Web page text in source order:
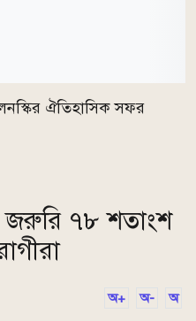
ঐতিহাসিক সফর
জরুরি ৭৮ শতাংশ
অ+ অ- অ